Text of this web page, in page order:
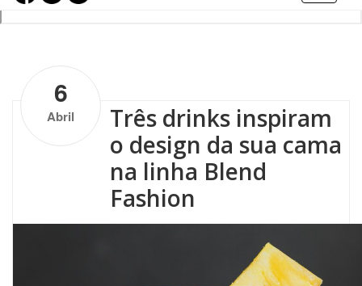
6
Abril
Altenburg | One Comment
Três drinks inspiram
o design da sua cama
na linha Blend
Fashion